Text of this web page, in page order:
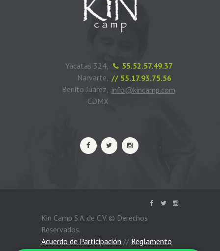
55.52.57.49.37
// 55.17.93.75.56
info@kincamp.com
Yacatas 324,
Narvarte,
Benito Juárez,
CDMX
Kin Camp S.A. de C.V. © Derechos
Reservados.
Acuerdo de Participación // Reglamento